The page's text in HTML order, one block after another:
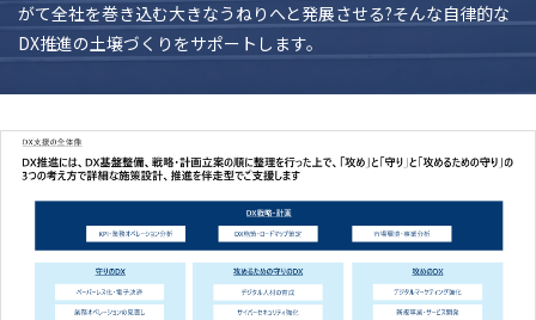
がて全社を巻き込む大きなうねりへと発展させる?そんな自律的な
DX推進の土壌づくりをサポートします。